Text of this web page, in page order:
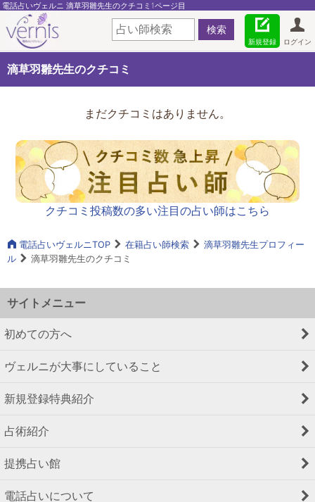
電話占いヴェルニ 滴草羽雛先生のクチコミ1ページ目
ログイン
新規登録
滴草羽雛先生のクチコミ
まだクチコミはありません。
クチコミ投稿数の多い注目の占い師はこちら
電話占いヴェルニTOP 在籍占い師検索
滴草羽雛先生プロフィー
ル
滴草羽雛先生のクチコミ
サイトメニュー
初めての方へ
ヴェルニが大事にしていること
新規登録特典紹介
占術紹介
提携占い館
電話占いについて